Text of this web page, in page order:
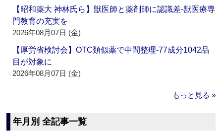
【昭和薬大 神林氏ら】獣医師と薬剤師に認識差‐獣医療専
門教育の充実を
2026年08月07日 (金)
【厚労省検討会】OTC類似薬で中間整理‐77成分1042品
目が対象に
2026年08月07日 (金)
もっと見る »
年月別 全記事一覧